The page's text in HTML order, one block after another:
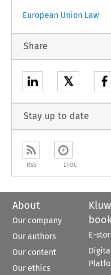
European Union Law
Share
𝕏
Stay up to date
RSS ETOC
About
Our company
Our authors
Our content
Our ethics
E-